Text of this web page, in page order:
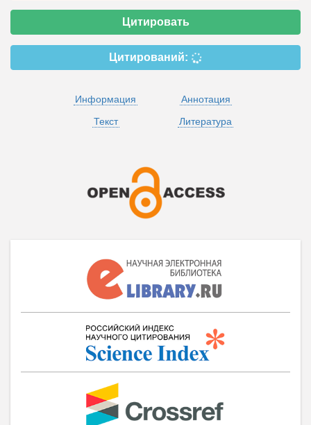
Цитировать
Цитирований:
Информация
Аннотация
Текст
Литература